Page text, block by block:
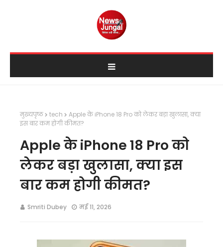
मुख्यपृष्ठ tech
Apple के iPhone 18 Pro को लेकर बड़ा खुलासा, क्या
इस बार कम होगी कीमत?
Apple के iPhone 18 Pro को
लेकर बड़ा खुलासा, क्या इस
बार कम होगी कीमत?
Smriti Dubey मई 11, 2026